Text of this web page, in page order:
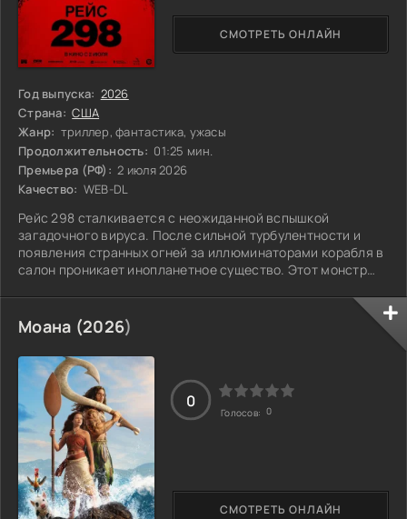
Год выпуска: 2026
Страна: США
Жанр: триллер, фантастика, ужасы
Продолжительность: 01:25 мин.
Премьера (РФ): 2 июля 2026
Качество: WEB-DL
Рейс 298 сталкивается с неожиданной вспышкой
загадочного вируса. После сильной турбулентности и
появления странных огней за иллюминаторами корабля в
салон проникает инопланетное существо. Этот монстр
Несколько выживших пытаются найти укрытие в грузовом
отсеке, отчаянно ищя способы спастись от нарастающей
угрозы. Ситуация накаляется, и надежда тает с каждой
минутой. Сможет ли кто-то из них найти выход, прежде
чем темные силы окончательно
СМОТРЕТЬ ОНЛАЙН
Моана (2026)
СМОТРЕТЬ ОНЛАЙН
0
Голосов: 0